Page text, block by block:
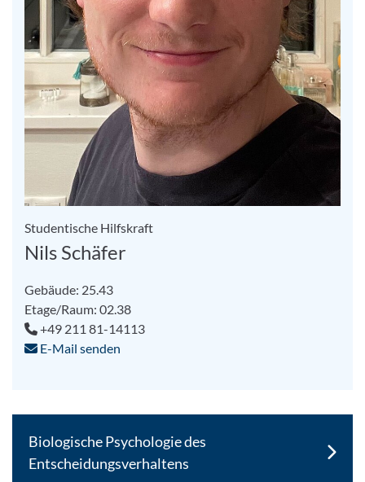
Studentische Hilfskraft
Nils Schäfer
Gebäude: 25.43
Etage/Raum: 02.38
+49 211 81-14113
E-Mail senden
Biologische Psychologie des
Entscheidungsverhaltens